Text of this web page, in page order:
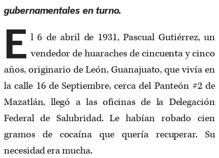
gubernamentales en turno.
E l 6 de abril de 1931, Pascual Gutiérrez, un
vendedor de huaraches de cincuenta y cinco
años, originario de León, Guanajuato, que vivía en
la calle 16 de Septiembre, cerca del Panteón #2 de
Mazatlán, llegó a las oficinas de la Delegación
Federal de Salubridad. Le habían robado cien
gramos de cocaína que quería recuperar. Su
necesidad era mucha.